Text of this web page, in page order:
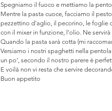
Spegniamo il fuoco e mettiamo la
Mentre la pasta cuoce, facciamo il
pezzettino d’aglio, il pecorino, le
con il mixer in funzione, l’olio. Ne
Quando la pasta sarà cotta (mi
Versiamo i nostri spaghetti nella
un po’, secondo il nostro parere è
E voilà non vi resta che servire
Buon appetito